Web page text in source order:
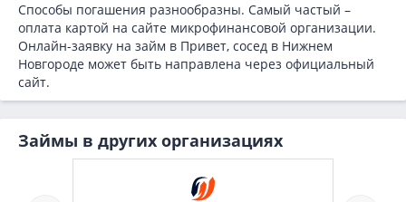
Способы погашения разнообразны. Самый частый –
оплата картой на сайте микрофинансовой организации.
Онлайн-заявку на займ в Привет, сосед в Нижнем
Новгороде может быть направлена через официальный
сайт.
Займы в других организациях